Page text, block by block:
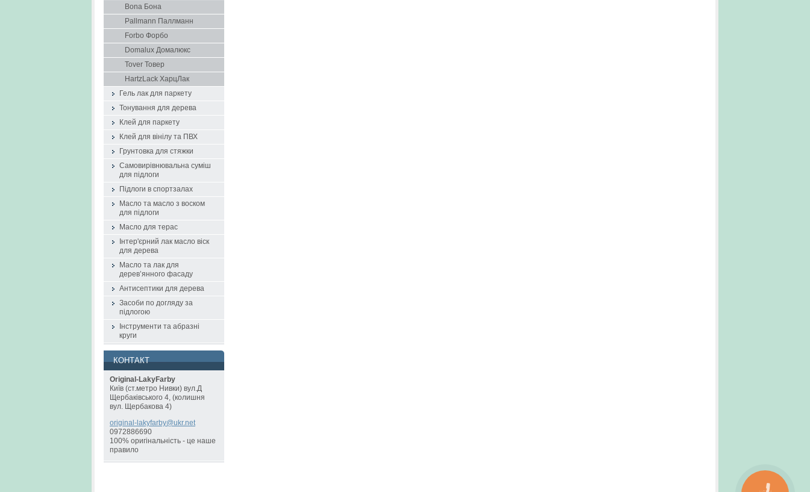
Bona Бона
Pallmann Паллманн
Forbo Форбо
Domalux Домалюкс
Tover Товер
HartzLack ХарцЛак
Гель лак для паркету
Тонування для дерева
Клей для паркету
Клей для вінілу та ПВХ
Грунтовка для стяжки
Самовирівнювальна суміш
для підлоги
Підлоги в спортзалах
Масло та масло з воском
для підлоги
Масло для терас
Інтер'єрний лак масло віск
для дерева
Масло та лак для
дерев’янного фасаду
Антисептики для дерева
Засоби по догляду за
підлогою
Інструменти та абразні
круги
КОНТАКТ
Original-LakyFarby
Київ (ст.метро Нивки) вул.Д
Щербаківського 4, (колишня
вул. Щербакова 4)
original -lakyfarby@ukr.net
0972886690
100% оригінальність - це наше
правило